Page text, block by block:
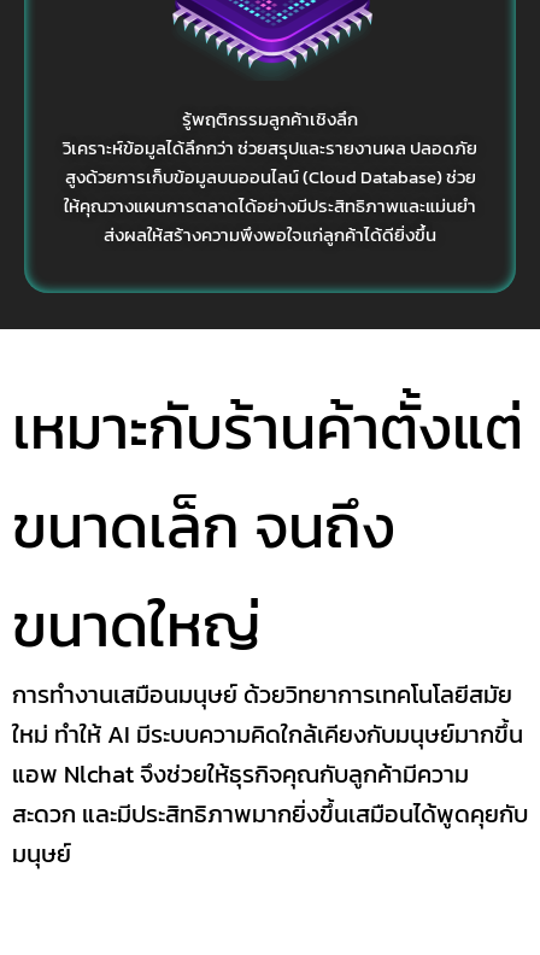
รู้พฤติกรรมลูกค้าเชิงลึก
วิเคราะห์ข้อมูลได้ลึกกว่า ช่วยสรุปและรายงานผล ปลอดภัย
สูงด้วยการเก็บข้อมูลบนออนไลน์ (Cloud Database) ช่วย
ให้คุณวางแผนการตลาดได้อย่างมีประสิทธิภาพและแม่นยำ
ส่งผลให้สร้างความพึงพอใจแก่ลูกค้าได้ดียิ่งขึ้น
เหมาะกับร้านค้าตั้งแต่
ขนาดเล็ก จนถึง
ขนาดใหญ่
การทำงานเสมือนมนุษย์ ด้วยวิทยาการเทคโนโลยีสมัย
ใหม่ ทำให้ AI มีระบบความคิดใกล้เคียงกับมนุษย์มากขึ้น
แอพ Nlchat จึงช่วยให้ธุรกิจคุณกับลูกค้ามีความ
สะดวก และมีประสิทธิภาพมากยิ่งขึ้นเสมือนได้พูดคุยกับ
มนุษย์